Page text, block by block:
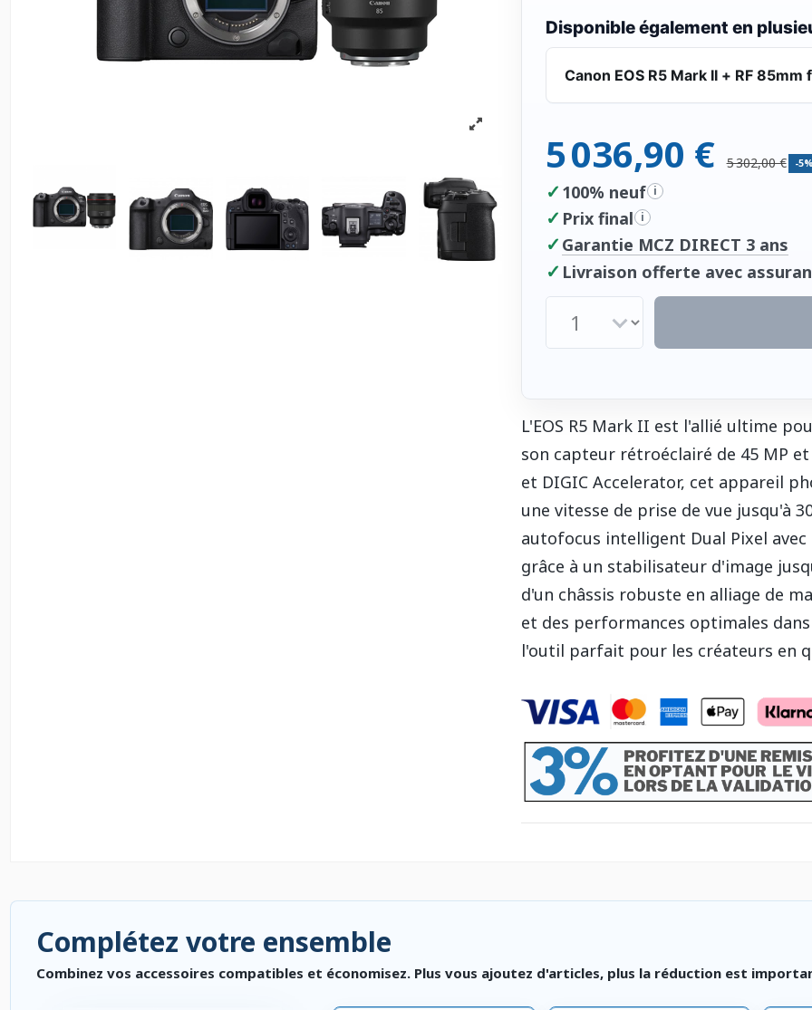
Disponible également en
Canon EOS R5 Mark II + RF 85mm
5 036,90 € 5 302,00 € -
✓ 100% neuf i
✓ Prix final i
✓ Garantie MCZ DIRECT 3 ans
✓ Livraison offerte avec
L'EOS R5 Mark II est l'allié ultime
son capteur rétroéclairé de 45 MP
et DIGIC Accelerator, cet appareil
une vitesse de prise de vue jusqu'à
autofocus intelligent Dual Pixel
grâce à un stabilisateur d'image
d'un châssis robuste en alliage de
et des performances optimales
l'outil parfait pour les créateurs en
Complétez votre ensemble
Combinez vos accessoires compatibles et économisez. Plus vous ajoutez d'articles, plus la réduction est